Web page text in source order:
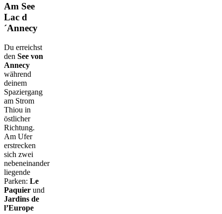
Am See
Lac d
´Annecy
Du erreichst
den See von
Annecy
während
deinem
Spaziergang
am Strom
Thiou in
östlicher
Richtung.
Am Ufer
erstrecken
sich zwei
nebeneinander
liegende
Parken: Le
Paquier und
Jardins de
l’Europe